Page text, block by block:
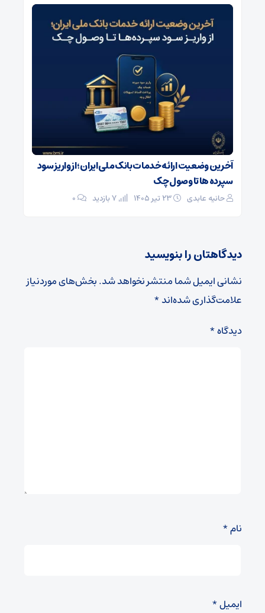
آخرین وضعیت ارائه خدمات بانک ملی ایران؛ از واریز سود
سپرده ها تا وصول چک
حانیه عابدی ۰
دیدگاهتان را بنویسید
نشانی ایمیل شما منتشر نخواهد شد.بخش‌های موردنیاز
علامت‌گذاری شده‌اند*
دیدگاه*
نام*
ایمیل*